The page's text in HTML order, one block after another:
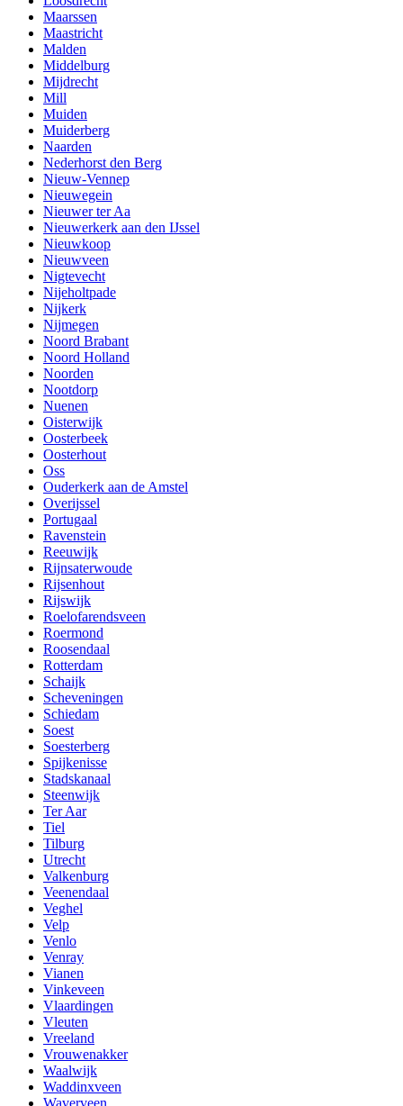
Maarssen
Maastricht
Malden
Middelburg
Mijdrecht
Mill
Muiden
Muiderberg
Naarden
Nederhorst den Berg
Nieuw-Vennep
Nieuwegein
Nieuwer ter Aa
Nieuwerkerk aan den IJssel
Nieuwkoop
Nieuwveen
Nigtevecht
Nijeholtpade
Nijkerk
Nijmegen
Noord Brabant
Noord Holland
Noorden
Nootdorp
Nuenen
Oisterwijk
Oosterbeek
Oosterhout
Oss
Ouderkerk aan de Amstel
Overijssel
Portugaal
Ravenstein
Reeuwijk
Rijnsaterwoude
Rijsenhout
Rijswijk
Roelofarendsveen
Roermond
Roosendaal
Rotterdam
Schaijk
Scheveningen
Schiedam
Soest
Soesterberg
Spijkenisse
Stadskanaal
Steenwijk
Ter Aar
Tiel
Tilburg
Utrecht
Valkenburg
Veenendaal
Veghel
Velp
Venlo
Venray
Vianen
Vinkeveen
Vlaardingen
Vleuten
Vreeland
Vrouwenakker
Waalwijk
Waddinxveen